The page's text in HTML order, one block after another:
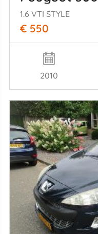
1.6 VTI STYLE
€ 550
2010